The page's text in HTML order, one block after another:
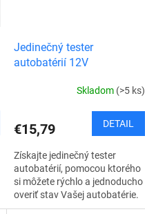
Jedinečný tester
autobatérií 12V
Skladom (>5 ks)
€15,79 DETAIL
Získajte jedinečný tester
autobatérií, pomocou ktorého
si môžete rýchlo a jednoducho
overiť stav Vašej autobatérie.
Môže Vám poskytnúť